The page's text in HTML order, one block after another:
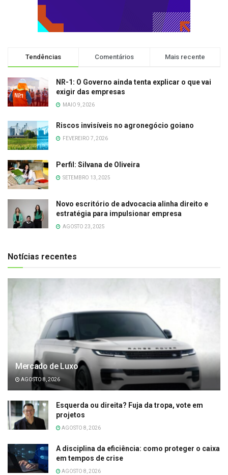
Tendências Comentários Mais recente
NR-1: O Governo ainda tenta explicar o que vai
exigir das empresas
MAIO 9, 2026
Riscos invisíveis no agronegócio goiano
FEVEREIRO 7, 2026
Perfil: Silvana de Oliveira
SETEMBRO 13, 2025
Novo escritório de advocacia alinha direito e
estratégia para impulsionar empresa
AGOSTO 23, 2025
Notícias recentes
Mercado de Luxo
AGOSTO 8, 2026
Esquerda ou direita? Fuja da tropa, vote em
projetos
AGOSTO 8, 2026
A disciplina da eficiência: como proteger o caixa
em tempos de crise
AGOSTO 8, 2026